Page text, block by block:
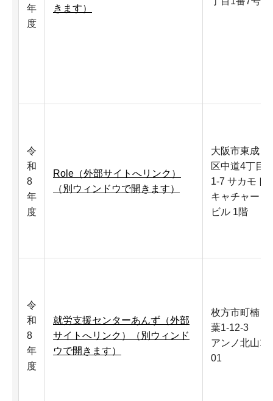
年
度
きます）
令
和
8
年
度
Role（外部サイトへリンク）
（別ウィンドウで開きます）
大阪市東成
区中道4丁目
1-7 サカモト
キャチャー
ビル 1階
令
和
8
年
度
就労支援センターあんず（外部
サイトへリンク）（別ウィンド
ウで開きます）
枚方市町楠
葉1-12-3
アンノ北山1
01